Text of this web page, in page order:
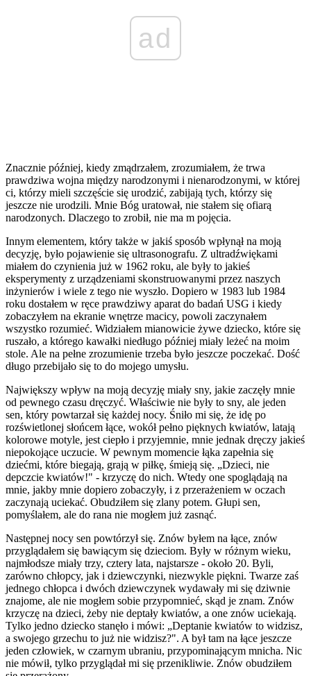
ad
Znacznie później, kiedy zmądrzałem, zrozumiałem, że trwa
prawdziwa wojna między narodzonymi i nienarodzonymi, w której
ci, którzy mieli szczęście się urodzić, zabijają tych, którzy się
jeszcze nie urodzili. Mnie Bóg uratował, nie stałem się ofiarą
narodzonych. Dlaczego to zrobił, nie ma m pojęcia.
Innym elementem, który także w jakiś sposób wpłynął na moją
decyzję, było pojawienie się ultrasonografu. Z ultradźwiękami
miałem do czynienia już w 1962 roku, ale były to jakieś
eksperymenty z urządzeniami skonstruowanymi przez naszych
inżynierów i wiele z tego nie wyszło. Dopiero w 1983 lub 1984
roku dostałem w ręce prawdziwy aparat do badań USG i kiedy
zobaczyłem na ekranie wnętrze macicy, powoli zaczynałem
wszystko rozumieć. Widziałem mianowicie żywe dziecko, które się
ruszało, a którego kawałki niedługo później miały leżeć na moim
stole. Ale na pełne zrozumienie trzeba było jeszcze poczekać. Dość
długo przebijało się to do mojego umysłu.
Największy wpływ na moją decyzję miały sny, jakie zaczęły mnie
od pewnego czasu dręczyć. Właściwie nie były to sny, ale jeden
sen, który powtarzał się każdej nocy. Śniło mi się, że idę po
rozświetlonej słońcem łące, wokół pełno pięknych kwiatów, latają
kolorowe motyle, jest ciepło i przyjemnie, mnie jednak dręczy jakieś
niepokojące uczucie. W pewnym momencie łąka zapełnia się
dziećmi, które biegają, grają w piłkę, śmieją się. „Dzieci, nie
depczcie kwiatów!" - krzyczę do nich. Wtedy one spoglądają na
mnie, jakby mnie dopiero zobaczyły, i z przerażeniem w oczach
zaczynają uciekać. Obudziłem się zlany potem. Głupi sen,
pomyślałem, ale do rana nie mogłem już zasnąć.
Następnej nocy sen powtórzył się. Znów byłem na łące, znów
przyglądałem się bawiącym się dzieciom. Były w różnym wieku,
najmłodsze miały trzy, cztery lata, najstarsze - około 20. Byli,
zarówno chłopcy, jak i dziewczynki, niezwykle piękni. Twarze zaś
jednego chłopca i dwóch dziewczynek wydawały mi się dziwnie
znajome, ale nie mogłem sobie przypomnieć, skąd je znam. Znów
krzyczę na dzieci, żeby nie deptały kwiatów, a one znów uciekają.
Tylko jedno dziecko stanęło i mówi: „Deptanie kwiatów to widzisz,
a swojego grzechu to już nie widzisz?". A był tam na łące jeszcze
jeden człowiek, w czarnym ubraniu, przypominającym mnicha. Nic
nie mówił, tylko przyglądał mi się przenikliwie. Znów obudziłem